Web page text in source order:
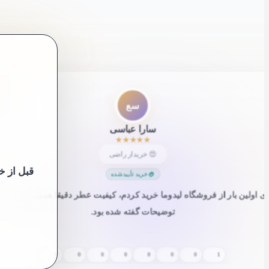
قبل از
سع
سارا عباسی
★★★★★
😍 خریدار راضی
خرید تأییدشده
اولین بار از فروشگاه لیدوما خرید کردم، کیفیت عطر دقیقا همونی بود که
توضیحات گفته شده بود.
0